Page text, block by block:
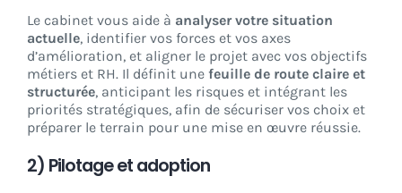
Le cabinet vous aide à analyser votre situation
actuelle, identifier vos forces et vos axes
d’amélioration, et aligner le projet avec vos objectifs
métiers et RH. Il définit une feuille de route claire et
structurée, anticipant les risques et intégrant les
priorités stratégiques, afin de sécuriser vos choix et
préparer le terrain pour une mise en œuvre réussie.
2) Pilotage et adoption